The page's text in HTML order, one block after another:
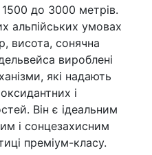
1500 до 3000 метрів.
альпійських умовах
висота, сонячна
вироблені
які надають
і
Він є ідеальним
і сонцезахисним
преміум-класу.